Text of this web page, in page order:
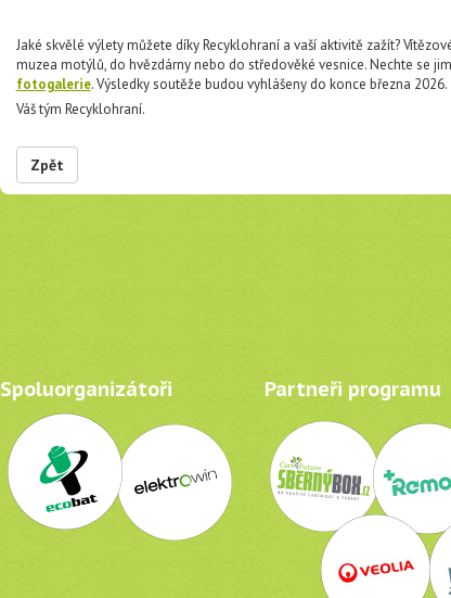
Jaké skvělé výlety můžete díky Recyklohraní a vaší aktivitě zažít?
muzea motýlů, do hvězdárny nebo do středověké vesnice. Nechte se
fotogalerie. Výsledky soutěže budou vyhlášeny do konce března 2026.
Váš tým Recyklohraní.
Zpět
Spoluorganizátoři Partneři programu